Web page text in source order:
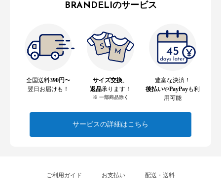
BRANDELIのサービス
全国送料390円〜
翌日お届けも！
サイズ交換
返品承ります！
※ 一部商品除く
豊富な決済！
後払いやPayPayも利
用可能
サービスの詳細はこちら
ご利用ガイド お支払い 配送・送料